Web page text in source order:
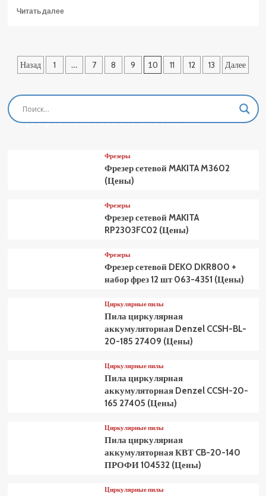
Читать далееПрочитать
сверлильный
ЗУБР
Пагинация
Назад 1 … 7 8 9 10 11 12 13 Далее
Фрезеры
Фрезер сетевой MAKITA M3601 (Цены)
Фрезеры
Фрезер сетевой MAKITA M3602
(Цены)
Фрезеры
Фрезер сетевой MAKITA
RP2303FC02 (Цены)
Фрезеры
Фрезер сетевой DEKO DKR800 +
набор фрез 12 шт 063-4351 (Цены)
Циркулярные пилы
Пила циркулярная
аккумуляторная Denzel CCSH-BL-
20-185 27409 (Цены)
Циркулярные пилы
Пила циркулярная
аккумуляторная Denzel CCSH-20-
165 27405 (Цены)
Циркулярные пилы
Пила циркулярная
аккумуляторная КВТ CB-20-140
ПРОФИ 104532 (Цены)
Циркулярные пилы